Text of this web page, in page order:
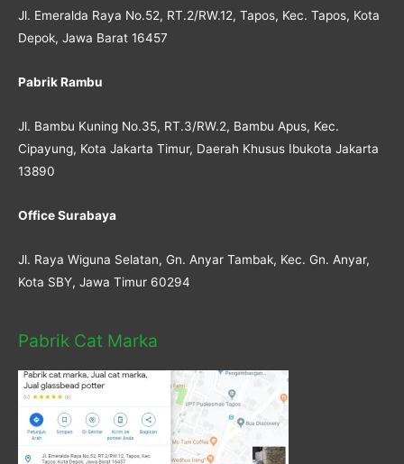
Jl. Emeralda Raya No.52, RT.2/RW.12, Tapos, Kec. Tapos, Kota
Depok, Jawa Barat 16457
Pabrik Rambu
Jl. Bambu Kuning No.35, RT.3/RW.2, Bambu Apus, Kec.
Cipayung, Kota Jakarta Timur, Daerah Khusus Ibukota Jakarta
13890
Office Surabaya
Jl. Raya Wiguna Selatan, Gn. Anyar Tambak, Kec. Gn. Anyar,
Kota SBY, Jawa Timur 60294
Pabrik Cat Marka